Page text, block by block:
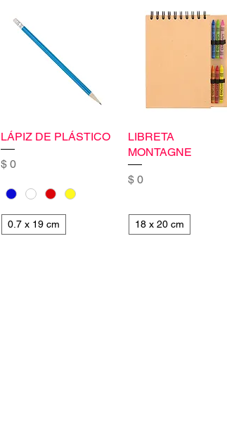
LÁPIZ DE PLÁSTICO
Precio
$ 0
0.7 x 19 cm
LIBRETA
MONTAGNE
Precio
$ 0
18 x 20 cm